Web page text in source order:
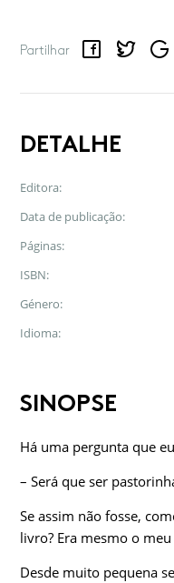
Partilhar
FacebookTwitter
DETALHE
Editora:
Data de publicação:
Páginas:
ISBN:
Género:
Idioma:
SINOPSE
Há uma pergunta que
– Será que ser
Se assim não fosse,
livro? Era mesmo o
Desde muito pequena